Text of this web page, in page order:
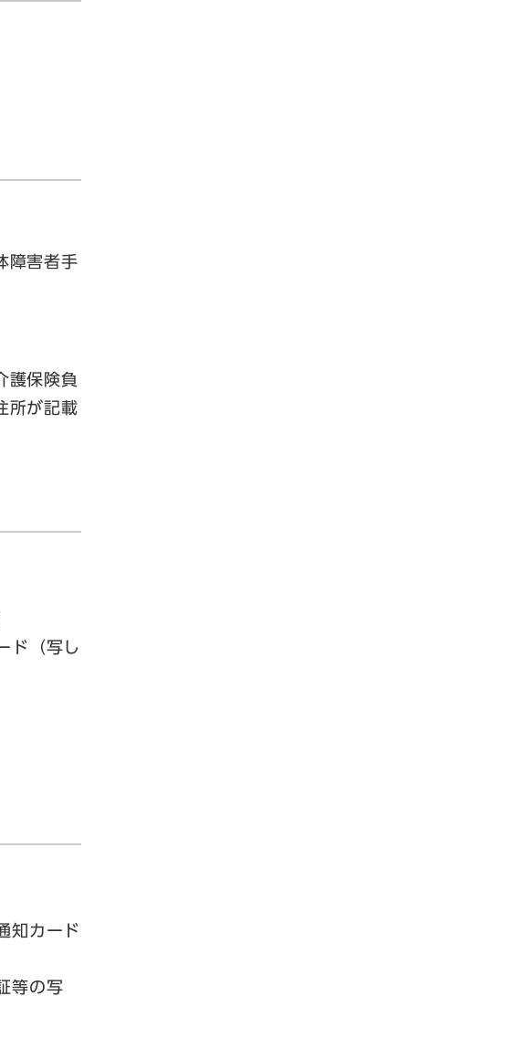
障害者手
護保険負
所が記載
ド（写し
知カード
等の写